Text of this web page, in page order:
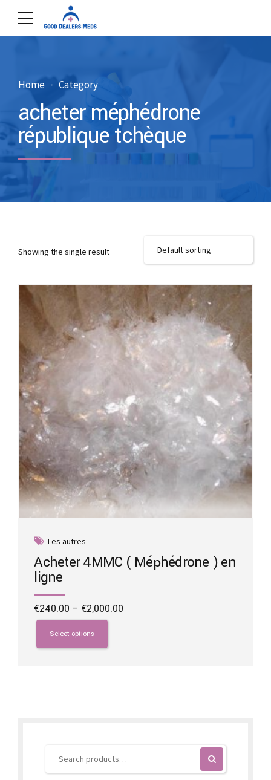
Home Category
acheter méphédrone
république tchèque
Showing the single result
Les autres
Acheter 4MMC ( Méphédrone ) en
ligne
€240.00 – €2,000.00
Select options
This
product
has
product